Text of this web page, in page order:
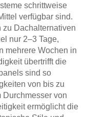
schrittweise
verfügbar sind.
zu Dachalternativen
nur 2–3 Tage,
mehrere Wochen in
übertrifft die
sind so
von bis zu
Durchmesser von
ermöglicht die